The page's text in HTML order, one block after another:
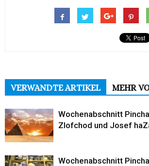
VERWANDTE ARTIKEL MEHR
Wochenabschnitt
Zlofchod und Josef
Wochenabschnitt